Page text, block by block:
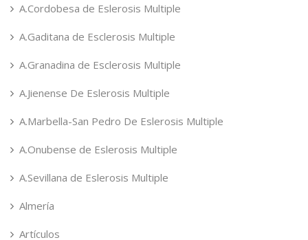
A.Cordobesa de Eslerosis Multiple
A.Gaditana de Esclerosis Multiple
A.Granadina de Esclerosis Multiple
A.Jienense De Eslerosis Multiple
A.Marbella-San Pedro De Eslerosis Multiple
A.Onubense de Eslerosis Multiple
A.Sevillana de Eslerosis Multiple
Almería
Artículos